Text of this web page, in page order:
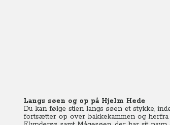
Langs søen og op på Hjelm Hede
Du kan følge stien langs søen et stykke,
fortsætter op over bakkekammen og